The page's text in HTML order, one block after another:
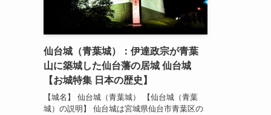
仙台城（青葉城）：伊達政宗が青葉
山に築城した仙台藩の居城 仙台城
【お城特集 日本の歴史】
【城名】 仙台城（青葉城） 【仙台城（青葉
城）の説明】 仙台城は宮城県仙台市青葉区の